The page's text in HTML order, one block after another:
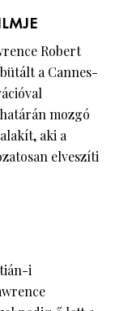
Robert
a Cannes-
mozgó
aki a
elveszíti
i